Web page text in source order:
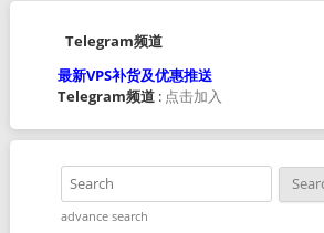
Telegram频道
最新VPS补货及优惠推送
Telegram频道: 点击加入
advance search